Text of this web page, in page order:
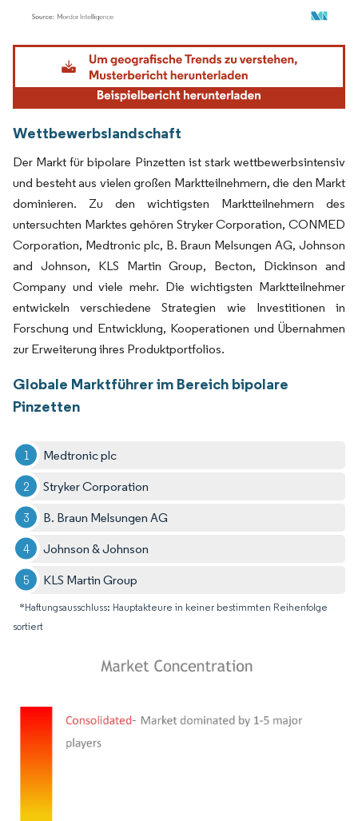
Bild © Mordor Intelligence. Wiederverwendung erfordert Namensnennung gemäß
Wettbewerbslandschaft
Der Markt für bipolare Pinzetten ist stark wettbewerbsintensiv
und besteht aus vielen großen Marktteilnehmern, die den Markt
dominieren. Zu den wichtigsten Marktteilnehmern des
untersuchten Marktes gehören Stryker Corporation, CONMED
Corporation, Medtronic plc, B. Braun Melsungen AG, Johnson
and Johnson, KLS Martin Group, Becton, Dickinson and
Company und viele mehr. Die wichtigsten Marktteilnehmer
entwickeln verschiedene Strategien wie Investitionen in
Forschung und Entwicklung, Kooperationen und Übernahmen
zur Erweiterung ihres Produktportfolios.
Globale Marktführer im Bereich bipolare
Pinzetten
Medtronic plc
Stryker Corporation
B. Braun Melsungen AG
Johnson & Johnson
KLS Martin Group
*Haftungsausschluss: Hauptakteure in keiner bestimmten Reihenfolge
sortiert